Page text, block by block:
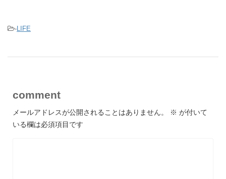
-LIFE
comment
メールアドレスが公開されることはありません。 ※ が付いて
いる欄は必須項目です